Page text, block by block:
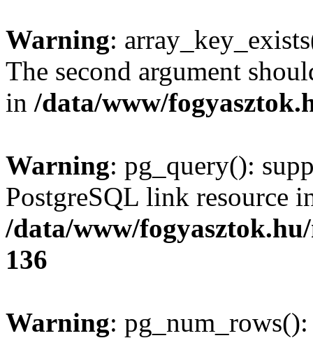
Warning:
The second argument
in /data/www/
Warning: pg_query():
PostgreSQL link resource
/data/www/
136
Warning: